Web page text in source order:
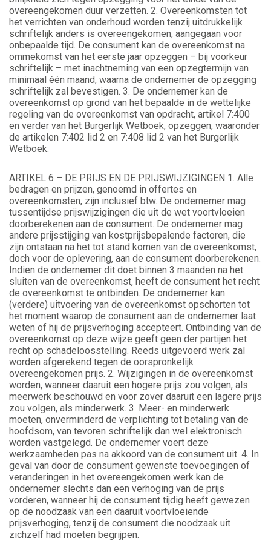
overeengekomen duur verzetten. 2. Overeenkomsten tot
het verrichten van onderhoud worden tenzij uitdrukkelijk
schriftelijk anders is overeengekomen, aangegaan voor
onbepaalde tijd. De consument kan de overeenkomst na
ommekomst van het eerste jaar opzeggen – bij voorkeur
schriftelijk – met inachtneming van een opzegtermijn van
minimaal één maand, waarna de ondernemer de opzegging
schriftelijk zal bevestigen. 3. De ondernemer kan de
overeenkomst op grond van het bepaalde in de wettelijke
regeling van de overeenkomst van opdracht, artikel 7:400
en verder van het Burgerlijk Wetboek, opzeggen, waaronder
de artikelen 7:402 lid 2 en 7:408 lid 2 van het Burgerlijk
Wetboek.
ARTIKEL 6 – DE PRIJS EN DE PRIJSWIJZIGINGEN 1. Alle
bedragen en prijzen, genoemd in offertes en
overeenkomsten, zijn inclusief btw. De ondernemer mag
tussentijdse prijswijzigingen die uit de wet voortvloeien
doorberekenen aan de consument. De ondernemer mag
andere prijsstijging van kostprijsbepalende factoren, die
zijn ontstaan na het tot stand komen van de overeenkomst,
doch voor de oplevering, aan de consument doorberekenen.
Indien de ondernemer dit doet binnen 3 maanden na het
sluiten van de overeenkomst, heeft de consument het recht
de overeenkomst te ontbinden. De ondernemer kan
(verdere) uitvoering van de overeenkomst opschorten tot
het moment waarop de consument aan de ondernemer laat
weten of hij de prijsverhoging accepteert. Ontbinding van de
overeenkomst op deze wijze geeft geen der partijen het
recht op schadeloosstelling. Reeds uitgevoerd werk zal
worden afgerekend tegen de oorspronkelijk
overeengekomen prijs. 2. Wijzigingen in de overeenkomst
worden, wanneer daaruit een hogere prijs zou volgen, als
meerwerk beschouwd en voor zover daaruit een lagere prijs
zou volgen, als minderwerk. 3. Meer- en minderwerk
moeten, onverminderd de verplichting tot betaling van de
hoofdsom, van tevoren schriftelijk dan wel elektronisch
worden vastgelegd. De ondernemer voert deze
werkzaamheden pas na akkoord van de consument uit. 4. In
geval van door de consument gewenste toevoegingen of
veranderingen in het overeengekomen werk kan de
ondernemer slechts dan een verhoging van de prijs
vorderen, wanneer hij de consument tijdig heeft gewezen
op de noodzaak van een daaruit voortvloeiende
prijsverhoging, tenzij de consument die noodzaak uit
zichzelf had moeten begrijpen.